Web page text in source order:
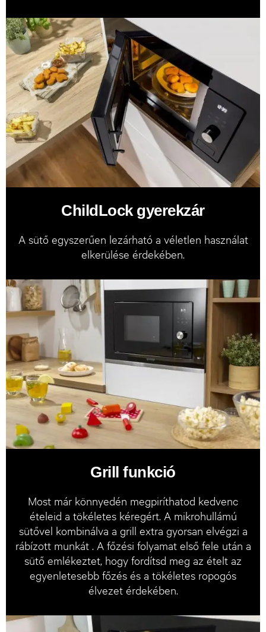
ChildLock gyerekzár
A sütő egyszerűen lezárható a véletlen használat
elkerülése érdekében.
Grill funkció
Most már könnyedén megpiríthatod kedvenc
ételeid a tökéletes kéregért. A mikrohullámú
sütővel kombinálva a grill extra gyorsan elvégzi a
rábízott munkát . A főzési folyamat első fele után a
sütő emlékeztet, hogy fordítsd meg az ételt az
egyenletesebb főzés és a tökéletes ropogós
élvezet érdekében.